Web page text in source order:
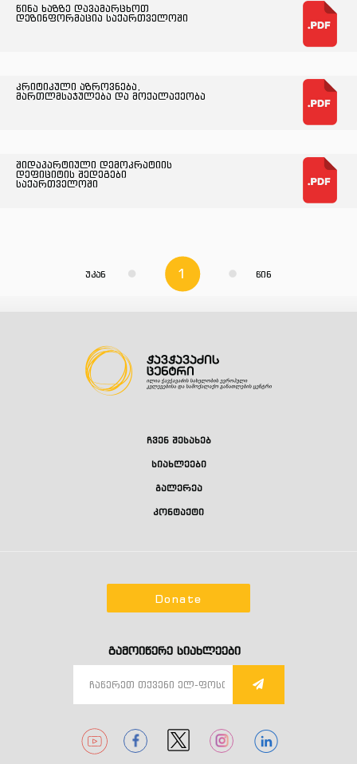
წინა ხაზზე დავამარცხოთ
დეზინფორმაცია საქართველოში
კრიტიკული აზროვნება,
მართლმსაჯულება და მოქალაქეობა
შიდაპარტიული დემოკრატიის
დეფიციტის შედეგები
საქართველოში
უკან 1 წინ
ჩვენ შესახებ
სიახლეები
გალერეა
კონტაქტი
Donate
გამოიწერე სიახლეები